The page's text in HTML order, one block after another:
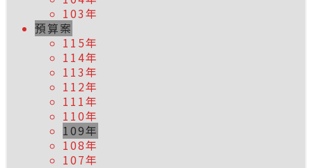
103年
預算案
115年
114年
113年
112年
111年
110年
109年
108年
107年